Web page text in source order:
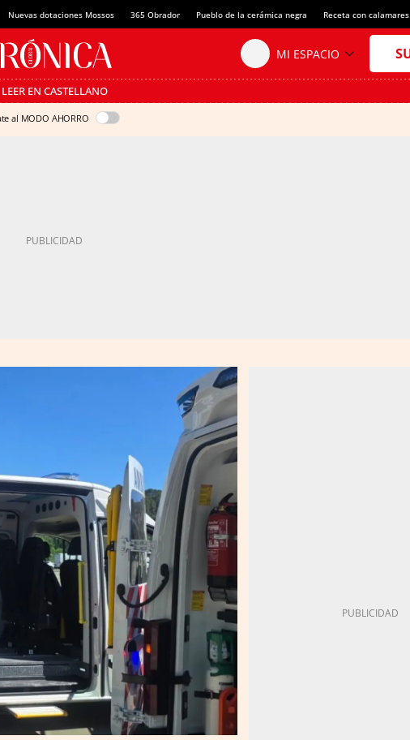
Nuevas dotaciones Mossos 365 Obrador Pueblo de la cerámica negra Receta con calamares
LEER EN CASTELLANO
al MODO AHORRO